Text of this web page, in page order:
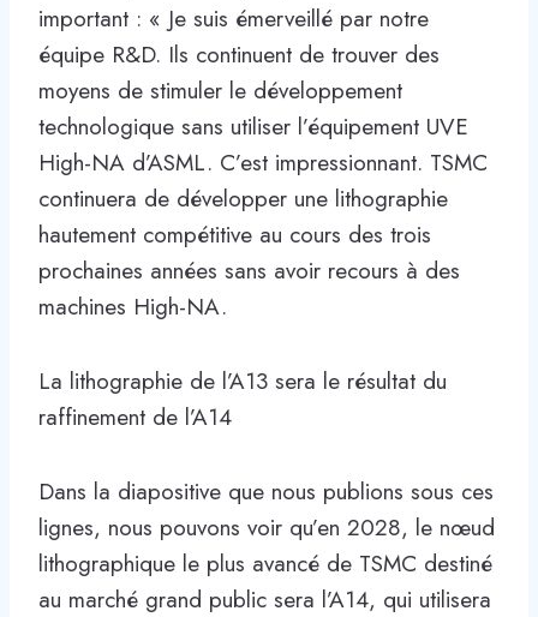
important : « Je suis émerveillé par notre
équipe R&D. Ils continuent de trouver des
moyens de stimuler le développement
technologique sans utiliser l’équipement UVE
High-NA d’ASML. C’est impressionnant. TSMC
continuera de développer une lithographie
hautement compétitive au cours des trois
prochaines années sans avoir recours à des
machines High-NA.
La lithographie de l’A13 sera le résultat du
raffinement de l’A14
Dans la diapositive que nous publions sous ces
lignes, nous pouvons voir qu’en 2028, le nœud
lithographique le plus avancé de TSMC destiné
au marché grand public sera l’A14, qui utilisera